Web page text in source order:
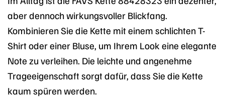
aber dennoch wirkungsvoller Blickfang.
Kombinieren Sie die Kette mit einem schlichten T-
Shirt oder einer Bluse, um Ihrem Look eine elegante
Note zu verleihen. Die leichte und angenehme
Trageeigenschaft sorgt dafür, dass Sie die Kette
kaum spüren werden.